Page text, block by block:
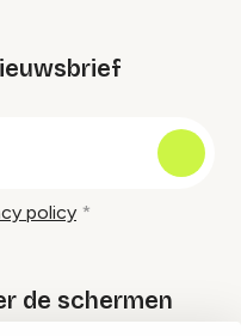
policy
de schermen